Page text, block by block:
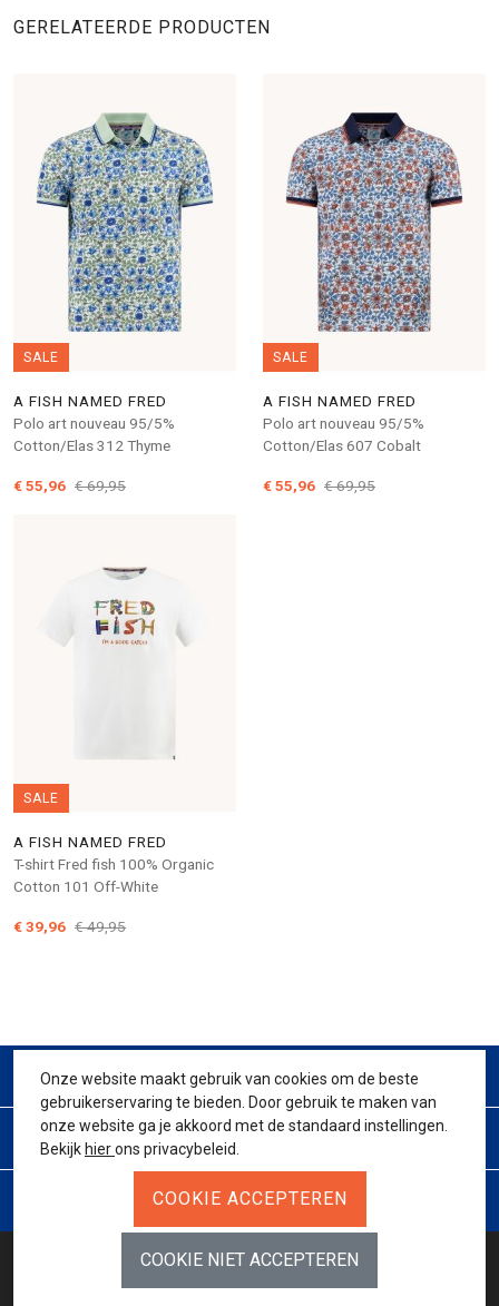
GERELATEERDE PRODUCTEN
SALE
A FISH NAMED FRED
Polo art nouveau 95/5%
Cotton/Elas 312 Thyme
€ 55,96 € 69,95
SALE
A FISH NAMED FRED
Polo art nouveau 95/5%
Cotton/Elas 607 Cobalt
€ 55,96 € 69,95
SALE
A FISH NAMED FRED
T-shirt Fred fish 100% Organic
Cotton 101 Off-White
€ 39,96 € 49,95
CONTACT
KLANTENSERVICE
Onze website maakt gebruik van cookies om de beste
gebruikerservaring te bieden. Door gebruik te maken van
onze website ga je akkoord met de standaard instellingen.
Bekijk hierons privacybeleid.